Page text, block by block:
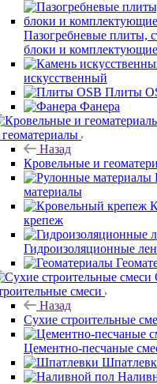
Пазогребневые плиты,
блоки и комплектующие
искусственный
Плиты
Фанера
Назад
Кровельные и
материалы
крепеж
Гидроизоляционные
смеси
Назад
Сухие строительные
Цементно-песчаные